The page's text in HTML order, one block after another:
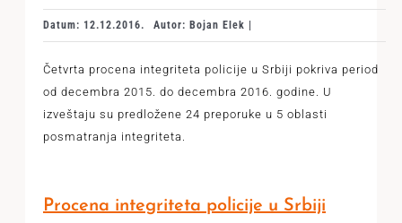
Datum: 12.12.2016. Autor: Bojan Elek |
Četvrta procena integriteta policije u Srbiji pokriva period
od decembra 2015. do decembra 2016. godine. U
izveštaju su predložene 24 preporuke u 5 oblasti
posmatranja integriteta.
Procena integriteta policije u Srbiji